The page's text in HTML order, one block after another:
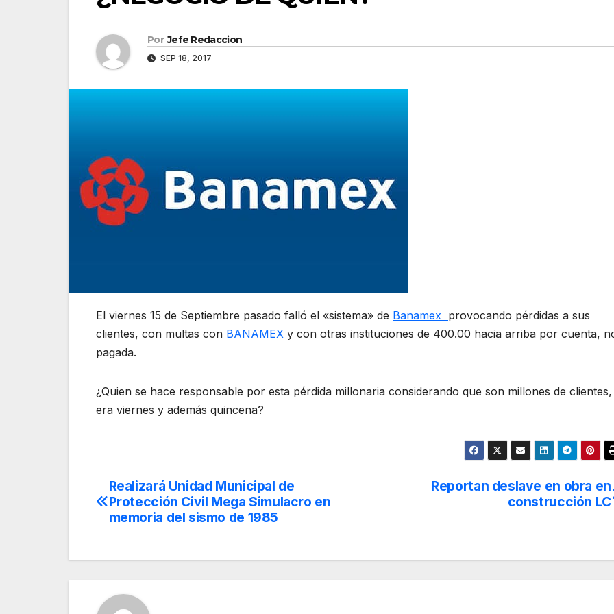
Por Jefe Redaccion
SEP 18, 2017
El viernes 15 de Septiembre pasado falló el «sistema» de Banamex provocando pérdidas a sus
clientes, con multas con BANAMEX y con otras instituciones de 400.00 hacia arriba por cuenta,
pagada.
¿Quien se hace responsable por esta pérdida millonaria considerando que son millones de clientes,
era viernes y además quincena?
Navegación
de
Reportan deslave en obra en
construcción LC
Realizará Unidad Municipal de
Protección Civil Mega Simulacro en
memoria del sismo de 1985